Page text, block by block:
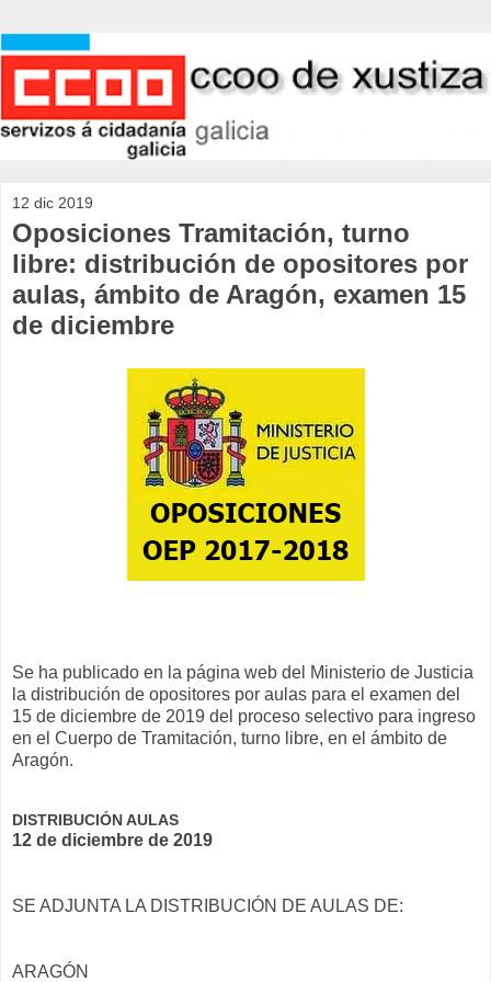
12 dic 2019
Oposiciones Tramitación, turno
libre: distribución de opositores por
aulas, ámbito de Aragón, examen 15
de diciembre
Se ha publicado en la página web del Ministerio de Justicia
la distribución de opositores por aulas para el examen del
15 de diciembre de 2019 del proceso selectivo para ingreso
en el Cuerpo de Tramitación, turno libre, en el ámbito de
Aragón.
DISTRIBUCIÓN AULAS
12 de diciembre de 2019
SE ADJUNTA LA DISTRIBUCIÓN DE AULAS DE:
ARAGÓN